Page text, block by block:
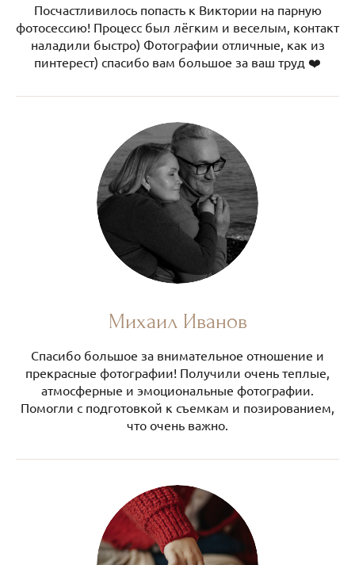
Посчастливилось попасть к Виктории на парную
фотосессию! Процесс был лёгким и веселым, контакт
наладили быстро) Фотографии отличные, как из
пинтерест) спасибо вам большое за ваш труд ❤️
Михаил Иванов
Спасибо большое за внимательное отношение и
прекрасные фотографии! Получили очень теплые,
атмосферные и эмоциональные фотографии.
Помогли с подготовкой к съемкам и позированием,
что очень важно.